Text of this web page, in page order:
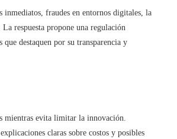
fraudes en entornos digitales, la
respuesta propone una regulación
destaquen por su transparencia y
mientras evita limitar la innovación.
claras sobre costos y posibles